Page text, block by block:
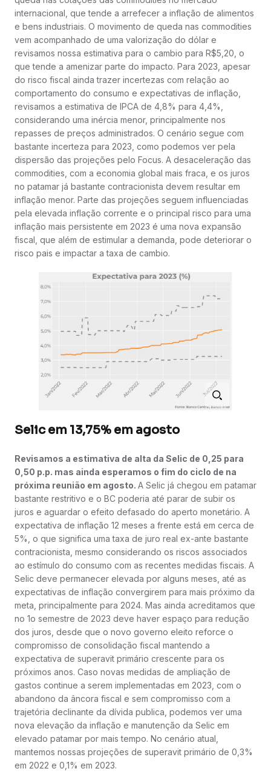
internacional, que tende a arrefecer a inflação de alimentos
e bens industriais. O movimento de queda nas commodities
vem acompanhado de uma valorização do dólar e
revisamos nossa estimativa para o cambio para R$5,20, o
que tende a amenizar parte do impacto. Para 2023, apesar
do risco fiscal ainda trazer incertezas com relação ao
comportamento do consumo e expectativas de inflação,
revisamos a estimativa de IPCA de 4,8% para 4,4%,
considerando uma inércia menor, principalmente nos
repasses de preços administrados. O cenário segue com
bastante incerteza para 2023, como podemos ver pela
dispersão das projeções pelo Focus. A desaceleração das
commodities, com a economia global mais fraca, e os juros
no patamar já bastante contracionista devem resultar em
inflação menor. Parte das projeções seguem influenciadas
pela elevada inflação corrente e o principal risco para uma
inflação mais persistente em 2023 é uma nova expansão
fiscal, que além de estimular a demanda, pode deteriorar o
risco pais e impactar a taxa de cambio.
Selic em 13,75% em agosto
Revisamos a estimativa de alta da Selic de 0,25 para
0,50 p.p. mas ainda esperamos o fim do ciclo de na
próxima reunião em agosto. A Selic já chegou em patamar
bastante restritivo e o BC poderia até parar de subir os
juros e aguardar o efeito defasado do aperto monetário. A
expectativa de inflação 12 meses a frente está em cerca de
5%, o que significa uma taxa de juro real ex-ante bastante
contracionista, mesmo considerando os riscos associados
ao estímulo do consumo com as recentes medidas fiscais. A
Selic deve permanecer elevada por alguns meses, até as
expectativas de inflação convergirem para mais próximo da
meta, principalmente para 2024. Mas ainda acreditamos que
no 1o semestre de 2023 deve haver espaço para redução
dos juros, desde que o novo governo eleito reforce o
compromisso de consolidação fiscal mantendo a
expectativa de superavit primário crescente para os
próximos anos. Caso novas medidas de ampliação de
gastos continue a serem implementadas em 2023, com o
abandono da âncora fiscal e sem compromisso com a
trajetória declinante da dívida publica, podemos ver uma
nova elevação da inflação e manutenção da Selic em
elevado patamar por mais tempo. No cenário atual,
mantemos nossas projeções de superavit primário de 0,3%
em 2022 e 0,1% em 2023.